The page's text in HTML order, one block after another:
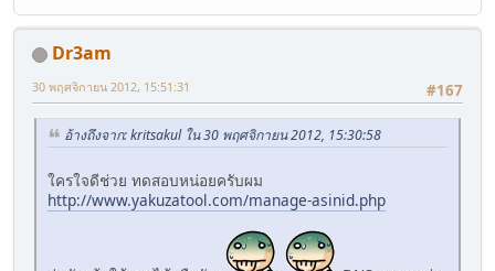
Dr3am
#167
30 พฤศจิกายน 2012, 15:51:31
อ้างถึงจาก: kritsakul ใน 30 พฤศจิกายน 2012, 15:30:58
ใครใจดีช่วย ทดสอบหน่อยครับผม
http://www.yakuzatool.com/manage-asinid.php